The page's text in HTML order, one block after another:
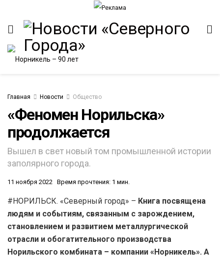
Главная Новости Общество
«Феномен Норильска»
продолжается
Вышел в свет новый том промышленной истории
заполярного города.
11 ноября 2022 Время прочтения: 1 мин.
#НОРИЛЬСК. «Северный город» – Книга посвящена
людям и событиям, связанным с зарождением,
становлением и развитием металлургической
отрасли и обогатительного производства
Норильского комбината – компании «Норникель». А